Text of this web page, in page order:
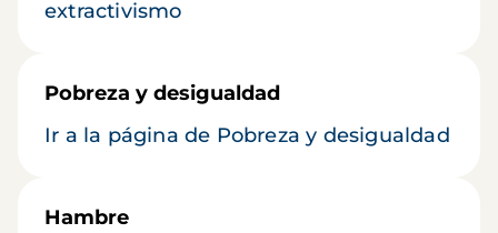
extractivismo
Pobreza y desigualdad
Ir a la página de Pobreza y desigualdad
Hambre